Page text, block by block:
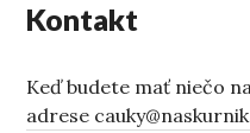
Kontakt
Keď budete mať niečo
adrese